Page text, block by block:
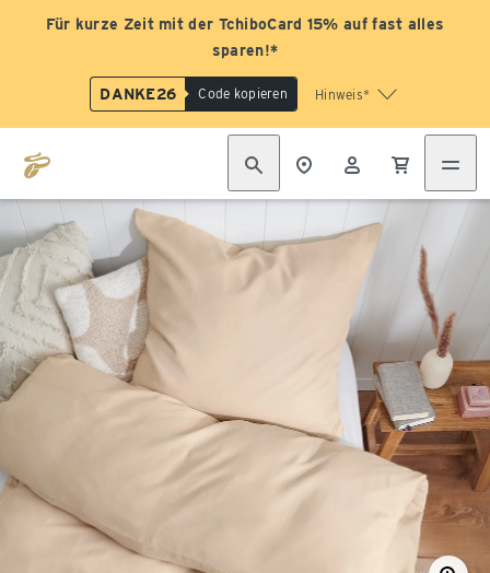
Für kurze Zeit mit der TchiboCard 15% auf fast alles
sparen!*
DANKE26 Code kopieren Hinweis*